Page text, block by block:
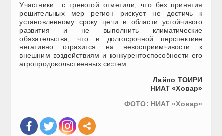
Участники с тревогой отметили, что без принятия
решительных мер регион рискует не достичь к
установленному сроку цели в области устойчивого
развития и не выполнить климатические
обязательства, что в долгосрочной перспективе
негативно отразится на невосприимчивости к
внешним воздействиям и конкурентоспособности его
агропродовольственных систем.
Лайло ТОИРИ
НИАТ «Ховар»
ФОТО: НИАТ «Ховар»